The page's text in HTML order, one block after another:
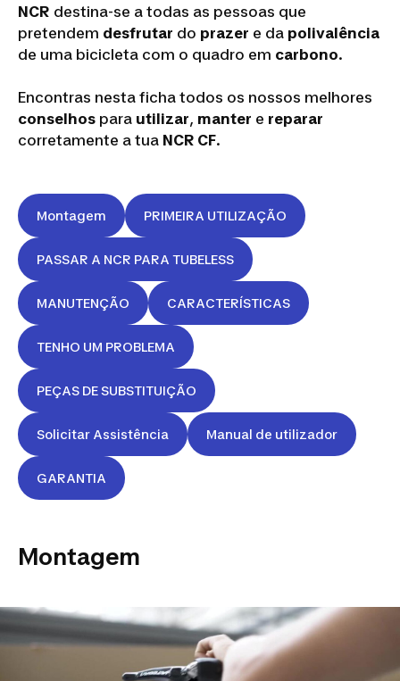
NCR destina-se a todas as pessoas que
pretendem desfrutar do prazer e da polivalência
de uma bicicleta com o quadro em carbono.
Encontras nesta ficha todos os nossos melhores
conselhos para utilizar, manter e reparar
corretamente a tua NCR CF.
Montagem PRIMEIRA UTILIZAÇÃO
PASSAR A NCR PARA TUBELESS
MANUTENÇÃO CARACTERÍSTICAS
TENHO UM PROBLEMA
PEÇAS DE SUBSTITUIÇÃO
Solicitar Assistência Manual de utilizador
GARANTIA
Montagem